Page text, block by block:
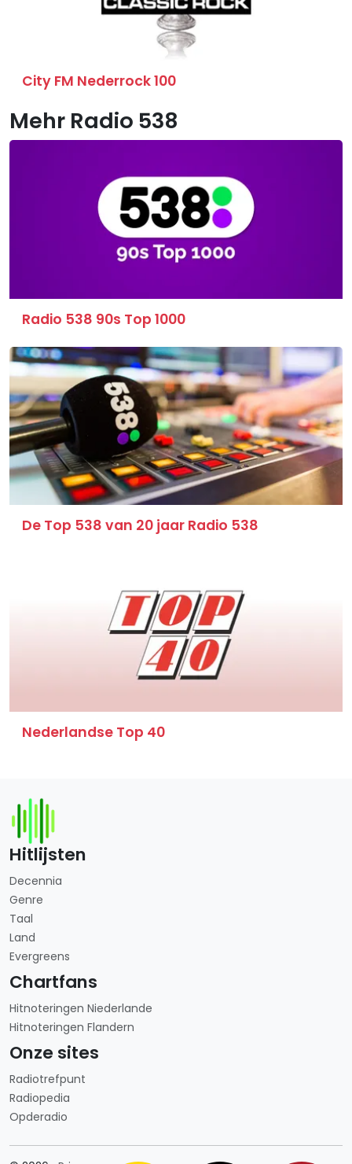
City FM Nederrock 100
Mehr Radio 538
Radio 538 90s Top 1000
De Top 538 van 20 jaar Radio 538
Nederlandse Top 40
Hitlijsten
Decennia
Genre
Taal
Land
Evergreens
Chartfans
Hitnoteringen Niederlande
Hitnoteringen Flandern
Onze sites
Radiotrefpunt
Radiopedia
Opderadio